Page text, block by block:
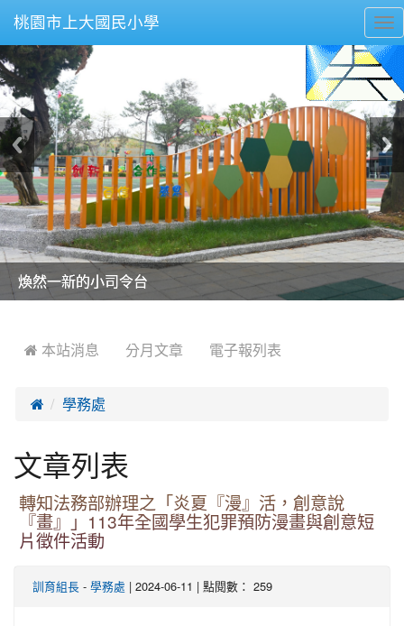
桃園市上大國民小學
美麗的操場是我們活力的來源
美麗的操場是我們活力的來源
煥然一新的小司令台
煥然一新的小司令台
富含桃園埤塘田園風光意象的中廊
富含桃園埤塘田園風光意象的中廊
嶄新的中庭廣場
嶄新的中庭廣場
水生池生生不息
水生池生生不息
 本站消息 分月文章 電子報列表
 學務處
文章列表
轉知法務部辦理之「炎夏『漫』活，創意說
『畫』」113年全國學生犯罪預防漫畫與創意短
片徵件活動
訓育組長 - 學務處 | 2024-06-11 | 點閱數： 259